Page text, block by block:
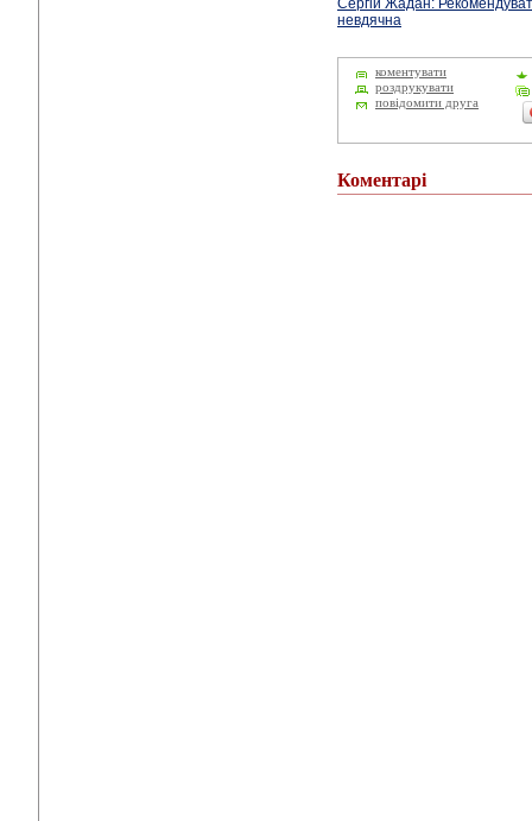
Сергій Жадан:
невдячна
коментувати
роздрукувати
повідомити друга
Коментарі